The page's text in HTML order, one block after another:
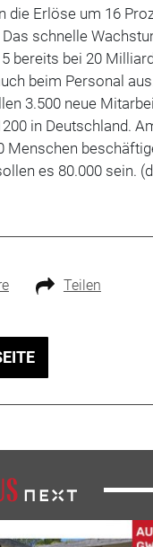
die Erlöse um 16
schnelle
bereits bei 20
beim Personal
3.500 neue
in Deutschland.
Menschen
es 80.000 sein.
Teilen